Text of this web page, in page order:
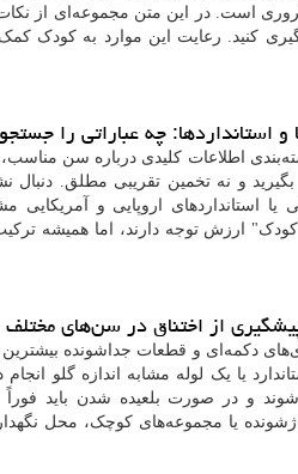
است. در این متن مجموعه‌ای از نکات
کنید. رعایت این موارد به کودک
استانداردها: چه عباراتی را
اطلاعات کلیدی درباره سن
و نه تخمین تقریبی مطلق. دنبال
استانداردهای اروپایی و آمریکایی
کودک" ارزش توجه دارند، اما همیشه
از اختناق در سن‌های مختلف
دکمه‌ای و قطعات جداشونده
یا یک لوله مشابه اندازه گلو
شوند و در صورت بلعیده شدن باید
یا مجموعه‌های کوچک، محل